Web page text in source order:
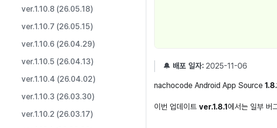
ver.1.10.8 (26.05.18)
ver.1.10.7 (26.05.15)
ver.1.10.6 (26.04.29)
ver.1.10.5 (26.04.13)
ver.1.10.4 (26.04.02)
ver.1.10.3 (26.03.30)
ver.1.10.2 (26.03.17)
🔔 배포 일자: 2025-11-06
nachocode Android App Source
이번 업데이트 ver.1.8.1에서는 일부 버